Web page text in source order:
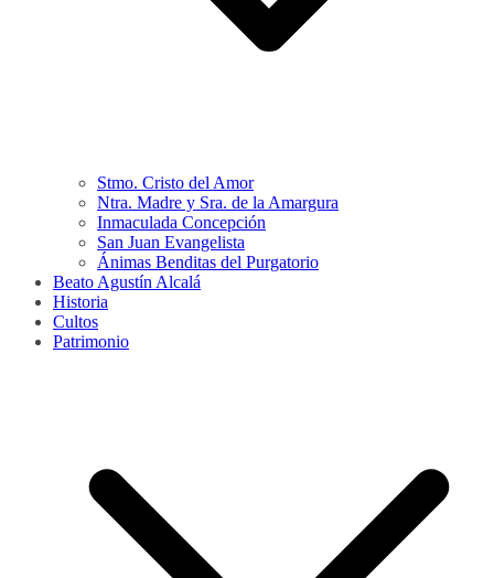
Stmo. Cristo del Amor
Ntra. Madre y Sra. de la Amargura
Inmaculada Concepción
San Juan Evangelista
Ánimas Benditas del Purgatorio
Beato Agustín Alcalá
Historia
Cultos
Patrimonio